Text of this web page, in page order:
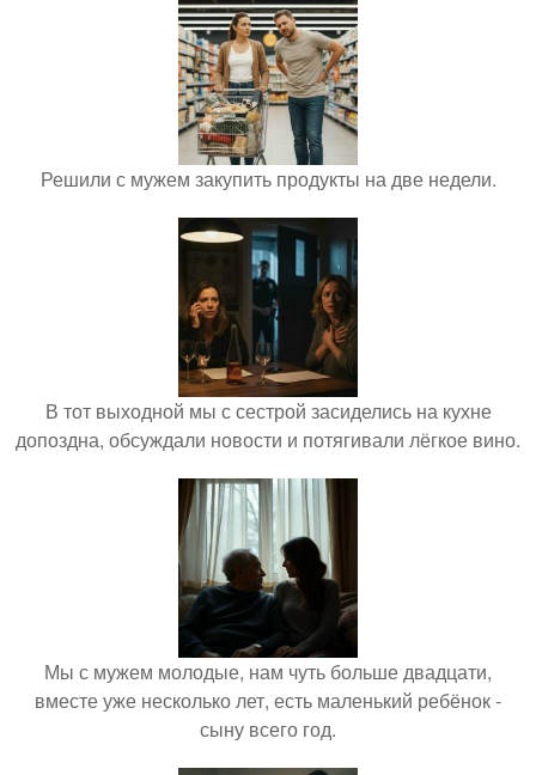
Решили с мужем закупить продукты на две недели.
В тот выходной мы с сестрой засиделись на кухне
допоздна, обсуждали новости и потягивали лёгкое вино.
Мы с мужем молодые, нам чуть больше двадцати,
вместе уже несколько лет, есть маленький ребёнок -
сыну всего год.